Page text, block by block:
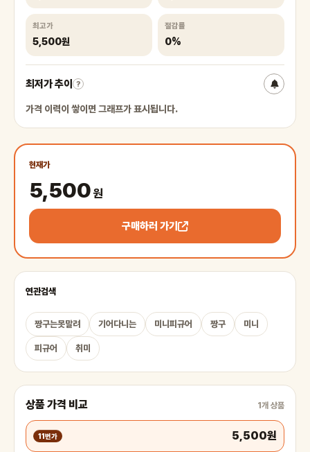
최고가
5,500원
절감률
0%
최저가 추이 ?
가격 이력이 쌓이면 그래프가 표시됩니다.
현재가
5,500원
구매하러 가기
연관검색
짱구는못말려 기어다니는 미니피규어 짱구 미니
피규어 취미
상품 가격 비교 1개 상품
11번가 5,500원